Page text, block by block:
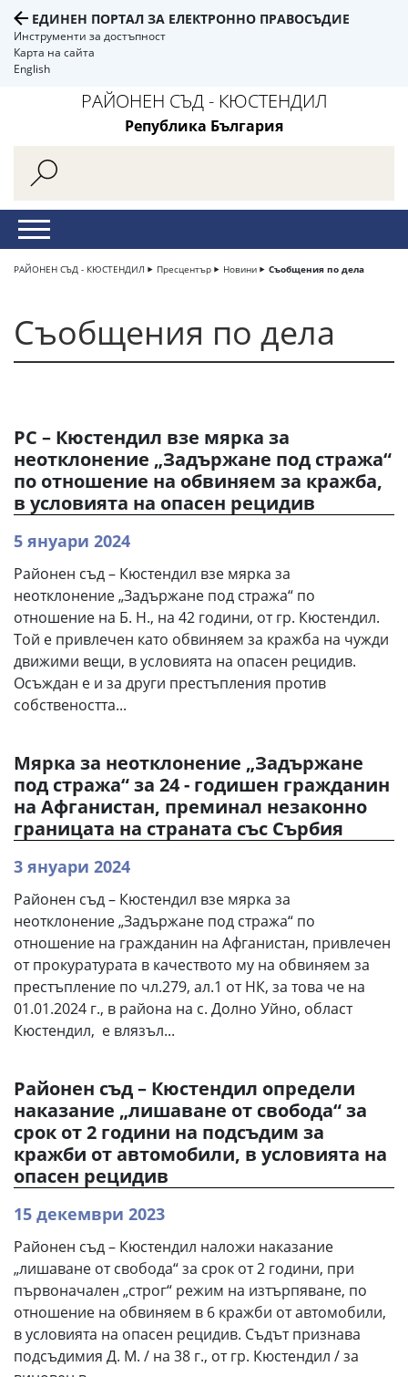
ЕДИНЕН ПОРТАЛ ЗА ЕЛЕКТРОННО ПРАВОСЪДИЕ
Инструменти за достъпност
Карта на сайта
English
РАЙОНЕН СЪД - КЮСТЕНДИЛ
Република България
РАЙОНЕН СЪД - КЮСТЕНДИЛ Пресцентър Новини Съобщения по дела
Съобщения по дела
РС – Кюстендил взе мярка за
неотклонение „Задържане под стража“
по отношение на обвиняем за кражба,
в условията на опасен рецидив
5 януари 2024
Районен съд – Кюстендил взе мярка за
неотклонение „Задържане под стража“ по
отношение на Б. Н., на 42 години, от гр. Кюстендил.
Той е привлечен като обвиняем за кражба на чужди
движими вещи, в условията на опасен рецидив.
Осъждан е и за други престъпления против
собствеността...
Мярка за неотклонение „Задържане
под стража“ за 24 - годишен гражданин
на Афганистан, преминал незаконно
границата на страната със Сърбия
3 януари 2024
Районен съд – Кюстендил взе мярка за
неотклонение „Задържане под стража“ по
отношение на гражданин на Афганистан, привлечен
от прокуратурата в качеството му на обвиняем за
престъпление по чл.279, ал.1 от НК, за това че на
01.01.2024 г., в района на с. Долно Уйно, област
Кюстендил, е влязъл...
Районен съд – Кюстендил определи
наказание „лишаване от свобода“ за
срок от 2 години на подсъдим за
кражби от автомобили, в условията на
опасен рецидив
15 декември 2023
Районен съд – Кюстендил наложи наказание
„лишаване от свобода“ за срок от 2 години, при
първоначален „строг“ режим на изтърпяване, по
отношение на обвиняем в 6 кражби от автомобили,
в условията на опасен рецидив. Съдът признава
подсъдимия Д. М. / на 38 г., от гр. Кюстендил / за